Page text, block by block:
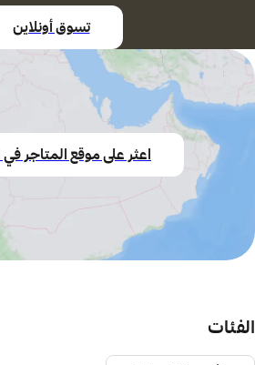
تسوق أونلاين
اعثر على موقع المتاجر
الفئات